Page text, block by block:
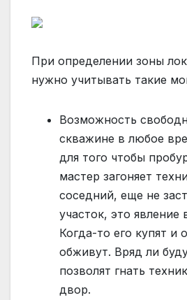
При определении зоны
нужно учитывать такие
Возможность
скважине в любое
для того чтобы
мастер загоняет
соседний, еще не
участок, это явление
Когда-то его купят и
обживут. Вряд ли
позволят гнать
двор.